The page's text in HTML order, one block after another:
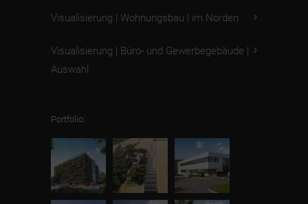
Visualisierung | Wohnungsbau | im Norden
Visualisierung | Büro- und Gewerbegebäude |
Auswahl
Portfolio: